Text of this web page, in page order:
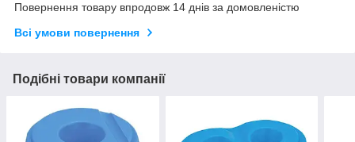
Повернення товару впродовж 14 днів за домовленістю
Всі умови повернення
Подібні товари компанії